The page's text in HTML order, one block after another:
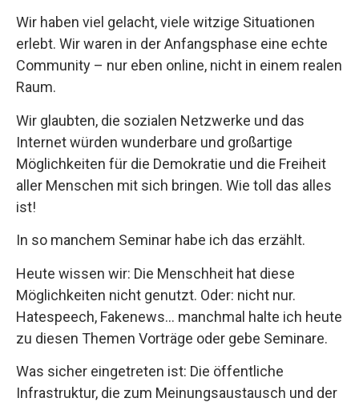
Wir haben viel gelacht, viele witzige Situationen
erlebt. Wir waren in der Anfangsphase eine echte
Community – nur eben online, nicht in einem realen
Raum.
Wir glaubten, die sozialen Netzwerke und das
Internet würden wunderbare und großartige
Möglichkeiten für die Demokratie und die Freiheit
aller Menschen mit sich bringen. Wie toll das alles
ist!
In so manchem Seminar habe ich das erzählt.
Heute wissen wir: Die Menschheit hat diese
Möglichkeiten nicht genutzt. Oder: nicht nur.
Hatespeech, Fakenews… manchmal halte ich heute
zu diesen Themen Vorträge oder gebe Seminare.
Was sicher eingetreten ist: Die öffentliche
Infrastruktur, die zum Meinungsaustausch und der